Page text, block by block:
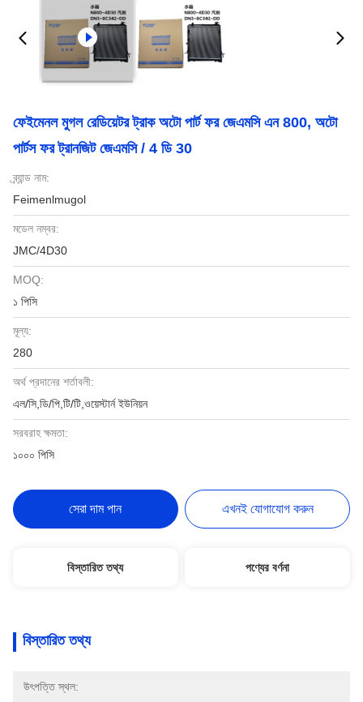
ফেইমেনল মুগল রেডিয়েটর ট্রাক অটো পার্ট ফর জেএমসি এন 800, অটো
পার্টস ফর ট্রানজিট জেএমসি / 4 ডি 30
ব্র্যান্ড নাম:
Feimenlmugol
মডেল নম্বর:
JMC/4D30
MOQ:
১ পিসি
মূল্য:
280
অর্থ প্রদানের শর্তাবলী:
এল/সি,ডি/পি,টি/টি,ওয়েস্টার্ন ইউনিয়ন
সরবরাহ ক্ষমতা:
১০০০ পিসি
সেরা দাম পান এখনই যোগাযোগ করুন
বিস্তারিত তথ্য পণ্যের বর্ণনা
বিস্তারিত তথ্য
উৎপত্তি স্থল: